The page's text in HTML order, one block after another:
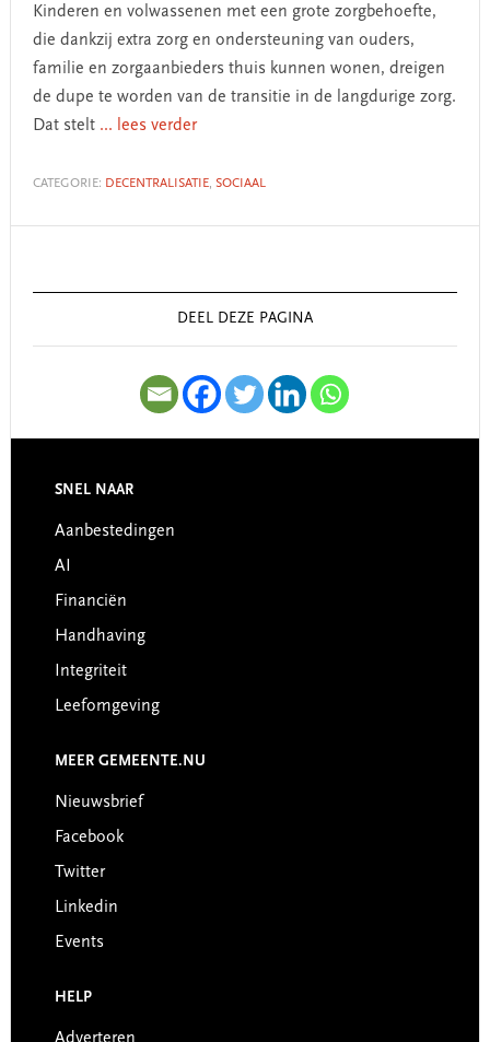
Kinderen en volwassenen met een grote zorgbehoefte,
die dankzij extra zorg en ondersteuning van ouders,
familie en zorgaanbieders thuis kunnen wonen, dreigen
de dupe te worden van de transitie in de langdurige zorg.
Dat stelt ... lees verder
CATEGORIE: DECENTRALISATIE, SOCIAAL
Sidebar
DEEL DEZE PAGINA
Footer
SNEL NAAR
Aanbestedingen
AI
Financiën
Handhaving
Integriteit
Leefomgeving
MEER GEMEENTE.NU
Nieuwsbrief
Facebook
Twitter
Linkedin
Events
HELP